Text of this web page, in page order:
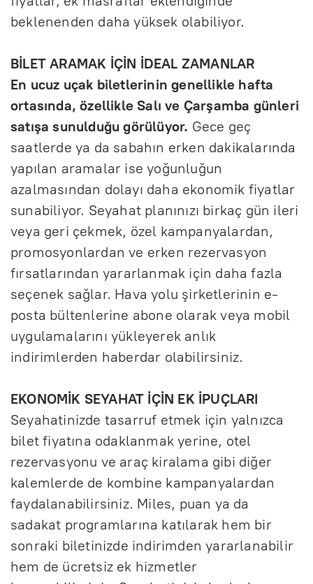
beklenenden daha yüksek olabiliyor.
BİLET ARAMAK İÇİN İDEAL ZAMANLAR
En ucuz uçak biletlerinin genellikle hafta
ortasında, özellikle Salı ve Çarşamba günleri
satışa sunulduğu görülüyor. Gece geç
saatlerde ya da sabahın erken dakikalarında
yapılan aramalar ise yoğunluğun
azalmasından dolayı daha ekonomik fiyatlar
sunabiliyor. Seyahat planınızı birkaç gün ileri
veya geri çekmek, özel kampanyalardan,
promosyonlardan ve erken rezervasyon
fırsatlarından yararlanmak için daha fazla
seçenek sağlar. Hava yolu şirketlerinin e-
posta bültenlerine abone olarak veya mobil
uygulamalarını yükleyerek anlık
indirimlerden haberdar olabilirsiniz.
EKONOMİK SEYAHAT İÇİN EK İPUÇLARI
Seyahatinizde tasarruf etmek için yalnızca
bilet fiyatına odaklanmak yerine, otel
rezervasyonu ve araç kiralama gibi diğer
kalemlerde de kombine kampanyalardan
faydalanabilirsiniz. Miles, puan ya da
sadakat programlarına katılarak hem bir
sonraki biletinizde indirimden yararlanabilir
hem de ücretsiz ek hizmetler